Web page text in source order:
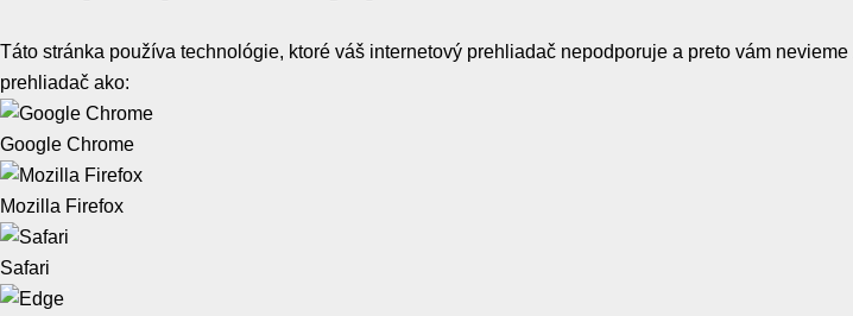
Táto stránka používa technológie, ktoré váš internetový prehliadač nepodporuje a preto vám
prehliadač ako:
Google Chrome
Mozilla Firefox
Safari